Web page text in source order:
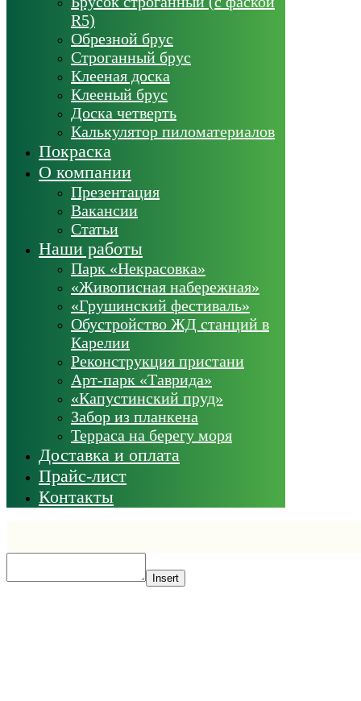
R5)
Обрезной брус
Строганный брус
Клееная доска
Клееный брус
Доска четверть
Калькулятор пиломатериалов
Покраска
О компании
Презентация
Вакансии
Статьи
Наши работы
Парк «Некрасовка»
«Живописная набережная»
«Грушинский фестиваль»
Обустройство ЖД станций в
Карелии
Реконструкция пристани
Арт-парк «Таврида»
«Капустинский пруд»
Забор из планкена
Терраса на берегу моря
Доставка и оплата
Прайс-лист
Контакты
Insert